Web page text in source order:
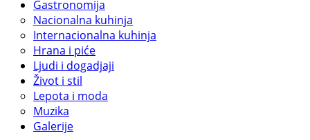
Gastronomija
Nacionalna kuhinja
Internacionalna kuhinja
Hrana i piće
Ljudi i dogadjaji
Život i stil
Lepota i moda
Muzika
Galerije